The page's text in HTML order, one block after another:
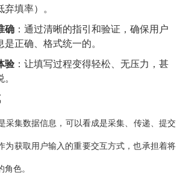
填率）。
确：通过清晰的指引和验证，确保用户
是正确、格式统一的。
验：让填写过程变得轻松、无压力，甚
采集数据信息，可以看成是采集、传递、提交
为获取用户输入的重要交互方式，也承担着将
色。